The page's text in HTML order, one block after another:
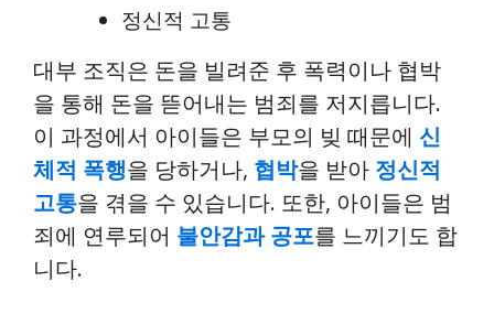
정신적 고통
대부 조직은 돈을 빌려준 후 폭력이나 협박
을 통해 돈을 뜯어내는 범죄를 저지릅니다.
이 과정에서 아이들은 부모의 빚 때문에 신
체적 폭행을 당하거나, 협박을 받아 정신적
고통을 겪을 수 있습니다. 또한, 아이들은 범
죄에 연루되어 불안감과 공포를 느끼기도 합
니다.